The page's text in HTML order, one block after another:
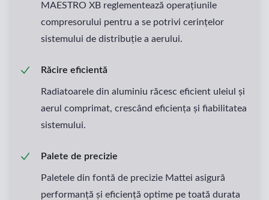
MAESTRO XB reglementează operațiunile
compresorului pentru a se potrivi cerințelor
sistemului de distribuție a aerului.
Răcire eficientă
Radiatoarele din aluminiu răcesc eficient uleiul și
aerul comprimat, crescând eficiența și fiabilitatea
sistemului.
Palete de precizie
Paletele din fontă de precizie Mattei asigură
performanță și eficiență optime pe toată durata